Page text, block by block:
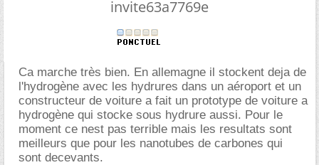
invite63a7769e
Ca marche très bien. En allemagne il stockent deja de
l'hydrogène avec les hydrures dans un aéroport et un
constructeur de voiture a fait un prototype de voiture a
hydrogène qui stocke sous hydrure aussi. Pour le
moment ce nest pas terrible mais les resultats sont
meilleurs que pour les nanotubes de carbones qui
sont decevants.